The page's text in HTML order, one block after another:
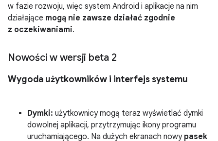
w fazie rozwoju, więc system Android i aplikacje na nim
działające mogą nie zawsze działać zgodnie
z oczekiwaniami.
Nowości w wersji beta 2
Wygoda użytkowników i interfejs systemu
Dymki: użytkownicy mogą teraz wyświetlać dymki
dowolnej aplikacji, przytrzymując ikony programu
uruchamiającego. Na dużych ekranach nowy pasek